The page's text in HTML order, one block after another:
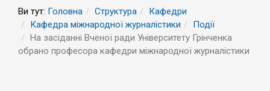
Ви тут: Головна Структура
Кафедри
Кафедра міжнародної журналістики
Події
На засіданні Вченої ради Університету Грінченка
обрано професора кафедри міжнародної журналістики